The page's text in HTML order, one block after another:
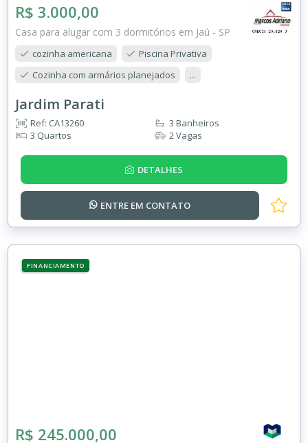
R$ 3.000,00
Casa para alugar com 3 dormitórios em Jaú - SP
cozinha americana
Piscina Privativa
Cozinha com armários planejados
...
Jardim Parati
Ref: CA13260
3 Quartos
3 Banheiros
2 Vagas
DETALHES
ENTRE EM CONTATO
FINANCIAMENTO
R$ 245.000,00